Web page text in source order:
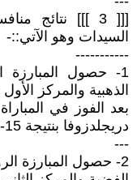
[[[ 3 ]]] نتائج
السيدات وهو الآتي::-
-----------
1- حصول المبارزة
الذهبية والمركز
بعد الفوز في
دريجلدزوفا بنتيجة 15- 13.
---
2- حصول المبارزة